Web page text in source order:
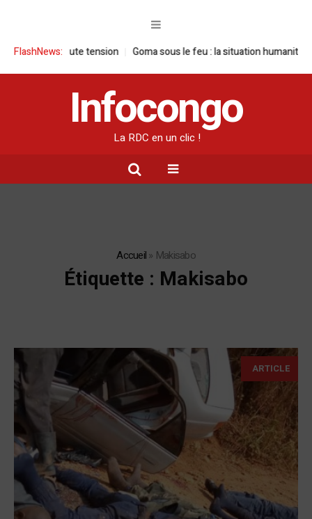
FlashNews:
haute tension Goma sous le feu : la situation humanitaire se dégrade
Infocongo
La RDC en un clic !
Accueil» Makisabo
Étiquette : Makisabo
ARTICLE